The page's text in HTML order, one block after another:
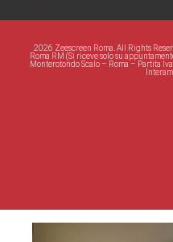
2026 Zeescreen Roma. All Rights
Roma RM (Si riceve solo su
Monterotondo Scalo – Roma – Partita